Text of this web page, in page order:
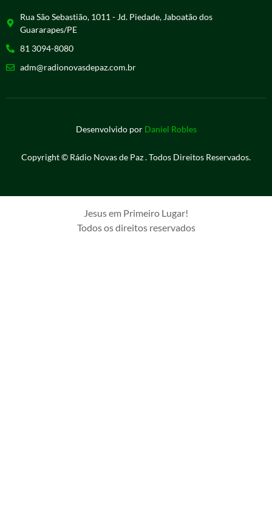
Rua São Sebastião, 1011 - Jd. Piedade, Jaboatão dos
Guararapes/PE
81 3094-8080
adm@radionovasdepaz.com.br
Desenvolvido por Daniel Robles
Copyright © Rádio Novas de Paz . Todos Direitos Reservados.
Jesus em Primeiro Lugar!
Todos os direitos reservados